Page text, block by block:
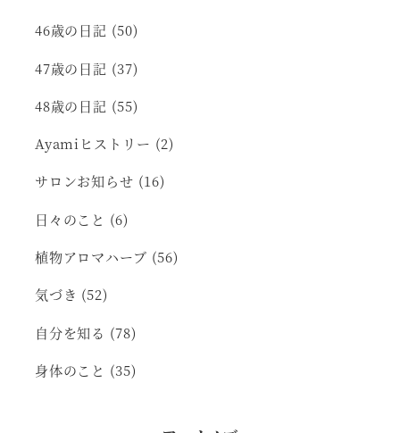
46歳の日記 (50)
47歳の日記 (37)
48歳の日記 (55)
Ayamiヒストリー (2)
サロンお知らせ (16)
日々のこと (6)
植物アロマハーブ (56)
気づき (52)
自分を知る (78)
身体のこと (35)